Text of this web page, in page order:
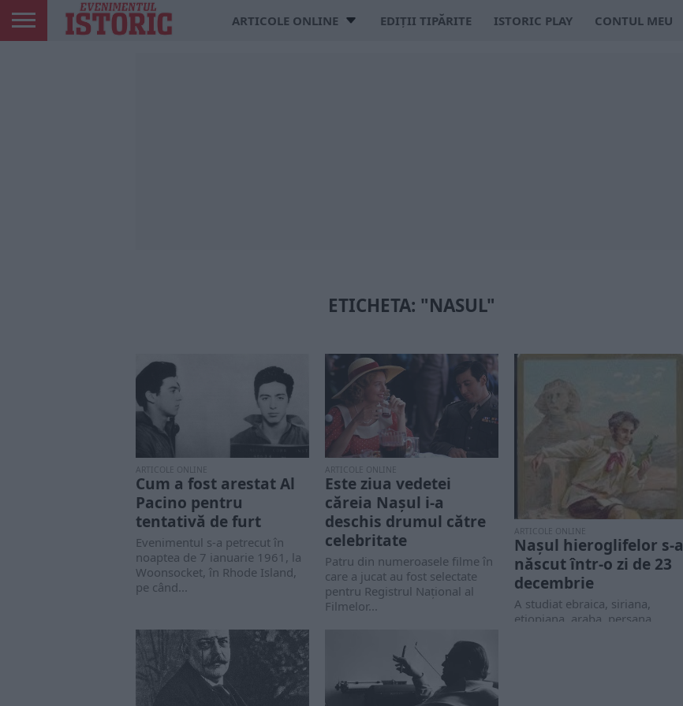
ARTICOLE ONLINE EDIȚII TIPĂRITE ISTORIC PLAY CONTUL MEU
ETICHETA: "NASUL"
ARTICOLE ONLINE
Cum a fost arestat Al
Pacino pentru
tentativă de furt
Evenimentul s-a petrecut în
noaptea de 7 ianuarie 1961, la
Woonsocket, în Rhode Island,
pe când...
ARTICOLE ONLINE
Este ziua vedetei
căreia Nașul i-a
deschis drumul către
celebritate
Patru din numeroasele filme în
care a jucat au fost selectate
pentru Registrul Naţional al
Filmelor...
ARTICOLE ONLINE
Nașul hieroglifelor s-a
născut într-o zi de 23
decembrie
A studiat ebraica, siriana,
etiopiana, araba, persana,